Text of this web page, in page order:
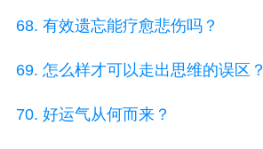
68. 有效遗忘能疗愈悲伤吗？
69. 怎么样才可以走出思维的误区？
70. 好运气从何而来？